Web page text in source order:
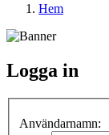
Hem
Logga in
Användarnamn: